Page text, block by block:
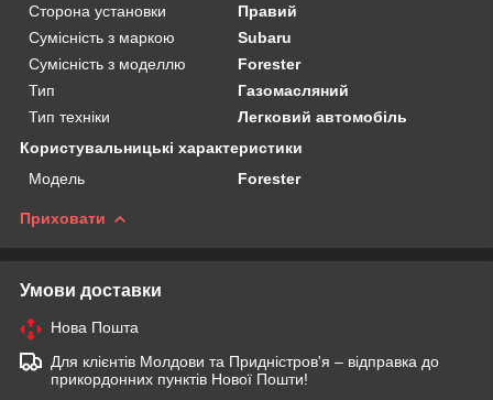
Сторона установки
Правий
Сумісність з маркою
Subaru
Сумісність з моделлю
Forester
Тип
Газомасляний
Тип техніки
Легковий автомобіль
Користувальницькі характеристики
Мoдель
Forester
Приховати
Умови доставки
Нова Пошта
Для клієнтів Молдови та Придністров'я – відправка до
прикордонних пунктів Нової Пошти!